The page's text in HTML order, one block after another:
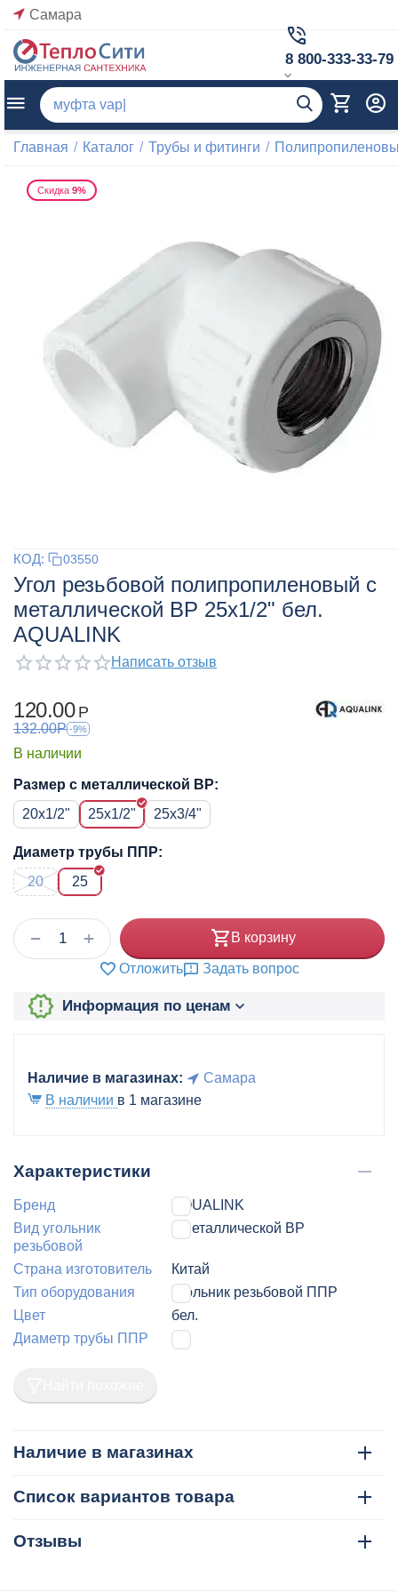
Самара
8 800-333-33-79
Главная / Каталог / Трубы и фитинги /
Скидка 9%
КОД: 03550
Угол резьбовой полипропиленовый с
металлической ВР 25x1/2" бел.
AQUALINK
Написать отзыв
120.00 Р
132.00Р -9%
В наличии
Размер с металлической ВР:
20x1/2"
25x1/2" 25x3/4"
Диаметр трубы ППР:
20
25
+
− В корзину
Отложить Задать вопрос
Информация по ценам
Наличие в магазинах:
Самара
В наличии в 1 магазине
Характеристики
Бренд
AQUALINK
Вид угольник
резьбовой
с металлической ВР
Страна изготовитель
Китай
Тип оборудования
Угольник резьбовой ППР
Цвет
бел.
Диаметр трубы ППР
Наличие в магазинах
Список вариантов товара
Отзывы